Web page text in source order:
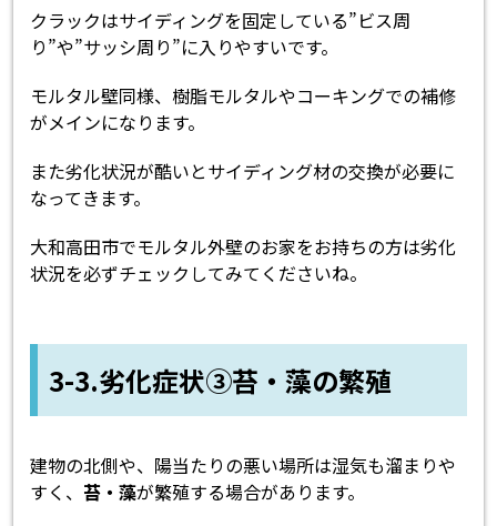
クラックはサイディングを固定している”ビス周
り”や”サッシ周り”に入りやすいです。
モルタル壁同様、樹脂モルタルやコーキングでの補修
がメインになります。
また劣化状況が酷いとサイディング材の交換が必要に
なってきます。
大和高田市でモルタル外壁のお家をお持ちの方は劣化
状況を必ずチェックしてみてくださいね。
3-3.劣化症状③苔・藻の繁殖
建物の北側や、陽当たりの悪い場所は湿気も溜まりや
すく、 苔・藻が繁殖する場合があります。